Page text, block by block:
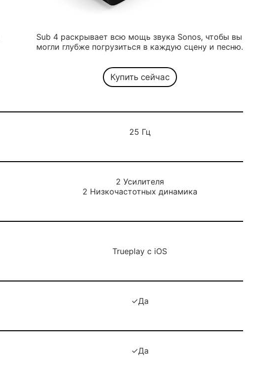
Sub 4 раскрывает всю мощь звука Sonos, чтобы вы
могли глубже погрузиться в каждую сцену и песню.
Купить сейчас
25 Гц
2 Усилителя
2 Низкочастотных динамика
Trueplay с iOS
✓Да
✓Да